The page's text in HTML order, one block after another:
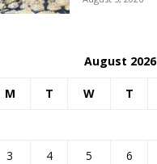
August 2026
M T W T
3
4 5 6